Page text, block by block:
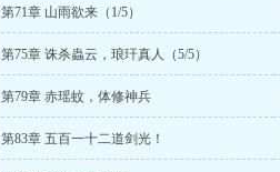
第71章 山雨欲来（1/5）
第75章 诛杀蟲云，琅玕真人（5/5）
第79章 赤瑶蚊，体修神兵
第83章 五百一十二道剑光！